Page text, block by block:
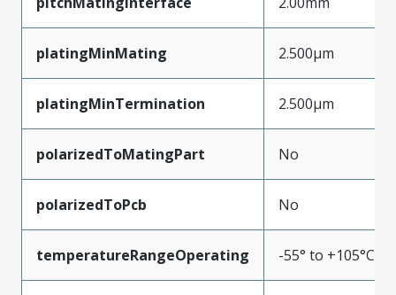
platingMinMating 2.500µm
platingMinTermination 2.500µm
polarizedToMatingPart No
polarizedToPcb No
temperatureRangeOperating -55° to +105°C